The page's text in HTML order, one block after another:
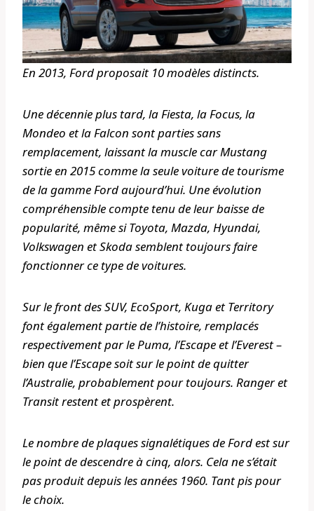
En 2013, Ford proposait 10 modèles distincts.
Une décennie plus tard, la Fiesta, la Focus, la
Mondeo et la Falcon sont parties sans
remplacement, laissant la muscle car Mustang
sortie en 2015 comme la seule voiture de tourisme
de la gamme Ford aujourd’hui. Une évolution
compréhensible compte tenu de leur baisse de
popularité, même si Toyota, Mazda, Hyundai,
Volkswagen et Skoda semblent toujours faire
fonctionner ce type de voitures.
Sur le front des SUV, EcoSport, Kuga et Territory
font également partie de l’histoire, remplacés
respectivement par le Puma, l’Escape et l’Everest –
bien que l’Escape soit sur le point de quitter
l’Australie, probablement pour toujours. Ranger et
Transit restent et prospèrent.
Le nombre de plaques signalétiques de Ford est sur
le point de descendre à cinq, alors. Cela ne s’était
pas produit depuis les années 1960. Tant pis pour
le choix.